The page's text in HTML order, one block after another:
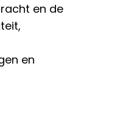
en de
en